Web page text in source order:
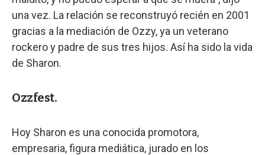
una vez. La relación se reconstruyó recién en 2001
gracias a la mediación de Ozzy, ya un veterano
rockero y padre de sus tres hijos. Así ha sido la vida
de Sharon.
Ozzfest.
Hoy Sharon es una conocida promotora,
empresaria, figura mediática, jurado en los